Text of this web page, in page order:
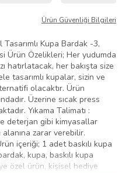
Ürün Güvenliği Bilgileri
Kupa Bardak -3,
Ürün Özelikleri; Her yudumda
hatırlatacak, her bakışta size
tasarımlı kupalar, sizin ve
olacaktır. Ürün
Üzerine sıcak press
Yıkama Talimatı :
deterjan gibi kimyasallar
zarar verebilir.
içeriği; 1 adet baskılı kupa
kupa, baskılı kupa
özel ürün, kişisel hediye